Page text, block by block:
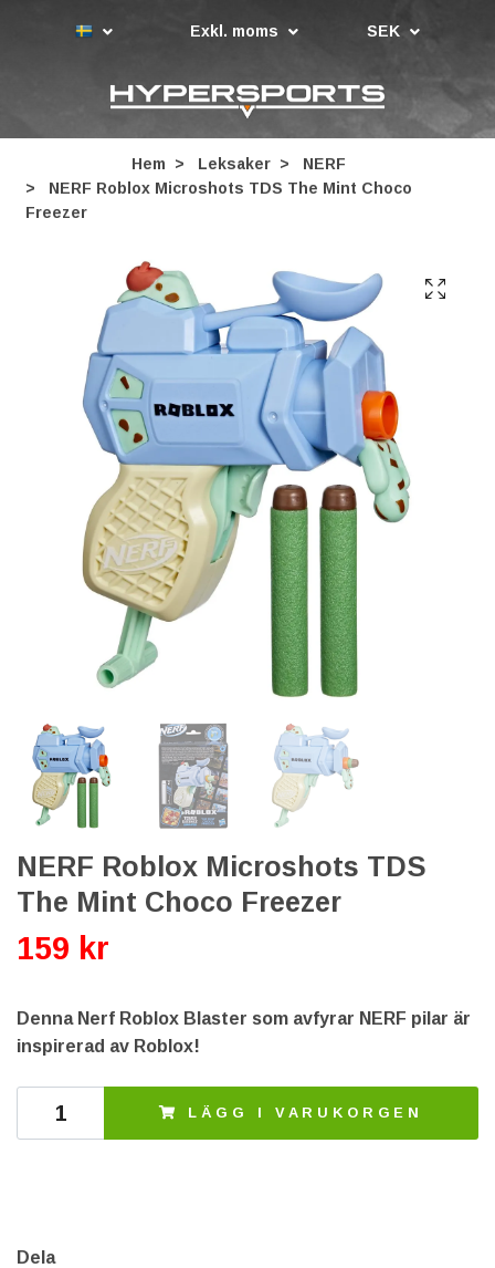
Exkl. moms SEK
Hem Leksaker
NERF
NERF Roblox Microshots TDS The Mint Choco
Freezer
NERF Roblox Microshots TDS
The Mint Choco Freezer
159 kr
Denna Nerf Roblox Blaster som avfyrar NERF pilar är
inspirerad av Roblox!
LÄGG I VARUKORGEN
Dela